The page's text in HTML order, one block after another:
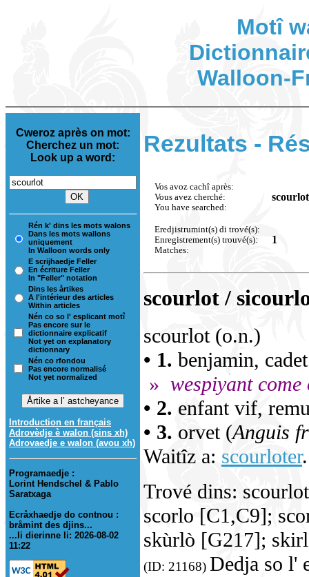
Motî
Walloon-
Cweroz après on mot:
Cherchez un mot:
Look up a word:
Rén k' dins les mots walons
Dans les mots wallons
uniquement
In Walloon words only
E scrijhaedje Feller
En écriture Feller
In "Feller" notation
Dins les årtikes
A l'intérieur des articles
Within articles
Nén co so l' esplicant motî
Pas encore sur le
dictionnaire explicatif
Not yet on explanatory
dictionnary
Nén co rfondou
Pas encore normalisé
Not yet normalized
Introduction en français
Adrovèdje è walon (sins xh)
Adrovaedje e walon (avou xh)
Programaedje :
Lorint Hendschel & Pablo
Saratxaga
Ecråxhaedje do contnou :
bråmint des djins...
...li dierinne li: 2026-08-02
11:22
Rezultats -
Vos avoz cachî après:
Vous avez cherché:
You have searched:
scourlot
Eredjistrumint(s) di trové(s):
Enregistrement(s) trouvé(s):
Matches:
1
scourlot /
scourlot (o.n.)
• 1. benjamin,
» wespiyant
• 2. enfant vif,
• 3. orvet (Anguis
Waitîz a: scourloter.
Trové dins:
scorlo [C1,C9];
skùrlò [G217];
(ID: 21168) Dedja so l'